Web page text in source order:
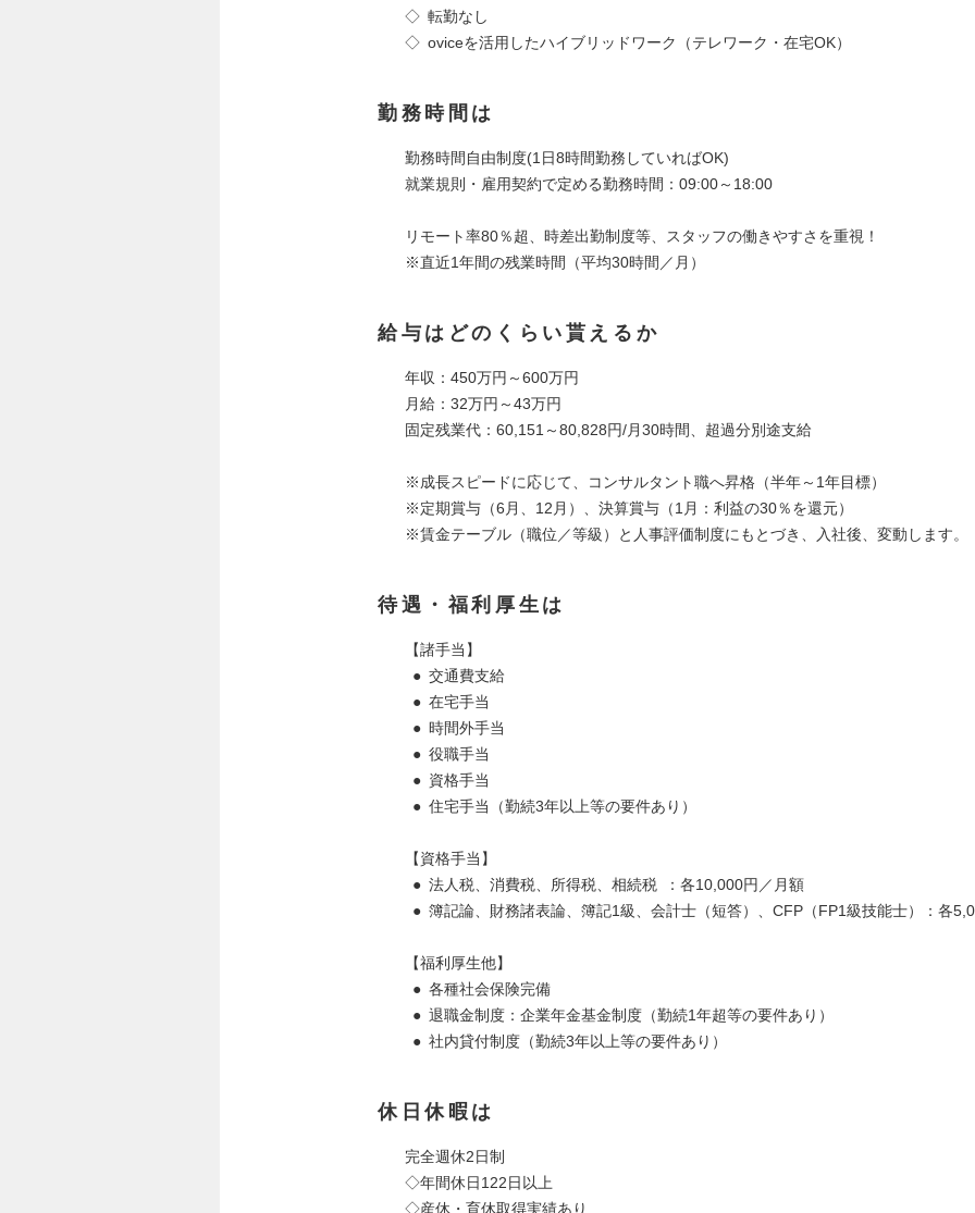
◇ 転勤なし
◇ oviceを活用したハイブリッドワーク（テレワーク・在宅OK）
勤務時間は
勤務時間自由制度(1日8時間勤務していればOK)
就業規則・雇用契約で定める勤務時間：09:00～18:00
リモート率80％超、時差出勤制度等、スタッフの働きやすさを重視！
※直近1年間の残業時間（平均30時間／月）
給与はどのくらい貰えるか
年収：450万円～600万円
月給：32万円～43万円
固定残業代：60,151～80,828円/月30時間、超過分別途支給
※成長スピードに応じて、コンサルタント職へ昇格（半年～1年目標）
※定期賞与（6月、12月）、決算賞与（1月：利益の30％を還元）
※賃金テーブル（職位／等級）と人事評価制度にもとづき、入社後、変動します。
待遇・福利厚生は
【諸手当】
● 交通費支給
● 在宅手当
● 時間外手当
● 役職手当
● 資格手当
● 住宅手当（勤続3年以上等の要件あり）
【資格手当】
● 法人税、消費税、所得税、相続税 ：各10,000円／月額
● 簿記論、財務諸表論、簿記1級、会計士（短答）、CFP（FP1級技能士）：各
【福利厚生他】
● 各種社会保険完備
● 退職金制度：企業年金基金制度（勤続1年超等の要件あり）
● 社内貸付制度（勤続3年以上等の要件あり）
休日休暇は
完全週休2日制
◇年間休日122日以上
◇産休・育休取得実績あり